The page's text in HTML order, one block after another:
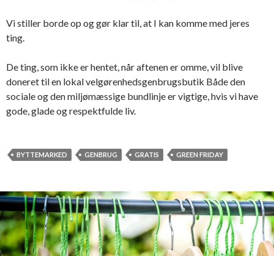
Vi stiller borde op og gør klar til, at I kan komme med jeres
ting.
De ting, som ikke er hentet, når aftenen er omme, vil blive
doneret til en lokal velgørenhedsgenbrugsbutik Både den
sociale og den miljømæssige bundlinje er vigtige, hvis vi have
gode, glade og respektfulde liv.
BYTTEMARKED GENBRUG GRATIS GREEN FRIDAY